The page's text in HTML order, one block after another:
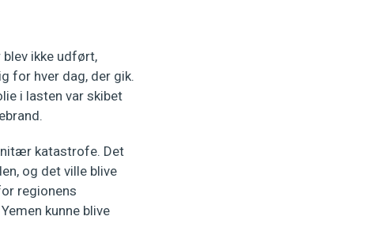
ikke udført,
for hver dag, der gik.
i lasten var skibet
katastrofe. Det
og det ville blive
regionens
kunne blive